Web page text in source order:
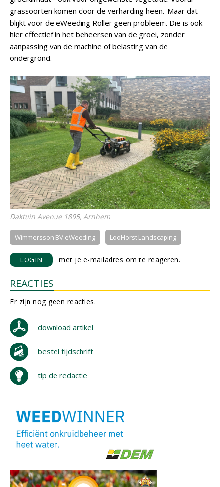
grassoorten komen door de verharding heen.' Maar dat
blijkt voor de eWeeding Roller geen probleem. Die is ook
hier effectief in het beheersen van de groei, zonder
aanpassing van de machine of belasting van de
ondergrond.
Daktuin Avenue 1895, Arnhem
Wimmersson BV.eWeeding LooHorst Landscaping
LOGIN met je e-mailadres om te reageren.
REACTIES
Er zijn nog geen reacties.
download artikel
bestel tijdschrift
tip de redactie